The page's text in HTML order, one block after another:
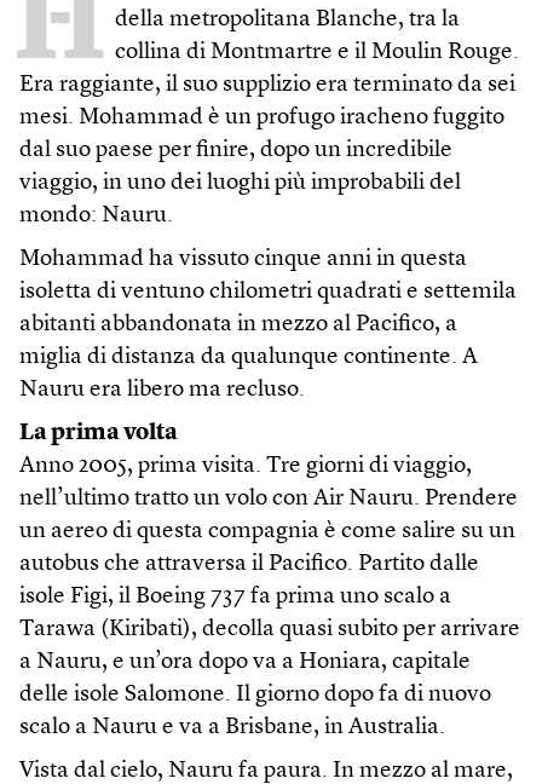
della metropolitana Blanche, tra la
collina di Montmartre e il Moulin Rouge.
Era raggiante, il suo supplizio era terminato da sei
mesi. Mohammad è un profugo iracheno fuggito
dal suo paese per finire, dopo un incredibile
viaggio, in uno dei luoghi più improbabili del
mondo: Nauru.
Mohammad ha vissuto cinque anni in questa
isoletta di ventuno chilometri quadrati e settemila
abitanti abbandonata in mezzo al Pacifico, a
miglia di distanza da qualunque continente. A
Nauru era libero ma recluso.
La prima volta
Anno 2005, prima visita. Tre giorni di viaggio,
nell’ultimo tratto un volo con Air Nauru. Prendere
un aereo di questa compagnia è come salire su un
autobus che attraversa il Pacifico. Partito dalle
isole Figi, il Boeing 737 fa prima uno scalo a
Tarawa (Kiribati), decolla quasi subito per arrivare
a Nauru, e un’ora dopo va a Honiara, capitale
delle isole Salomone. Il giorno dopo fa di nuovo
scalo a Nauru e va a Brisbane, in Australia.
Vista dal cielo, Nauru fa paura. In mezzo al mare,